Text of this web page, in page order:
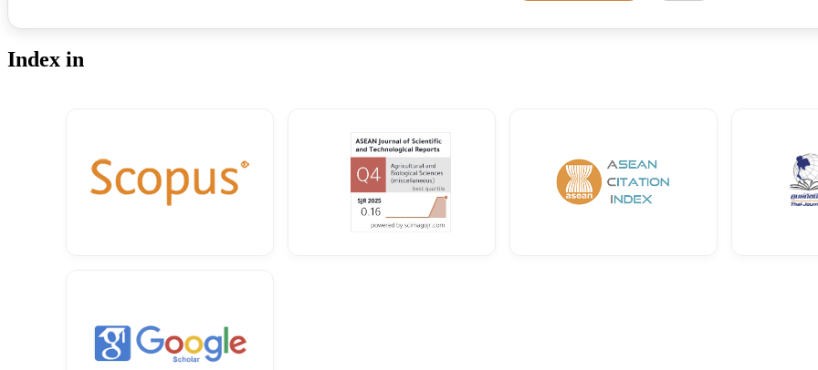
Index in